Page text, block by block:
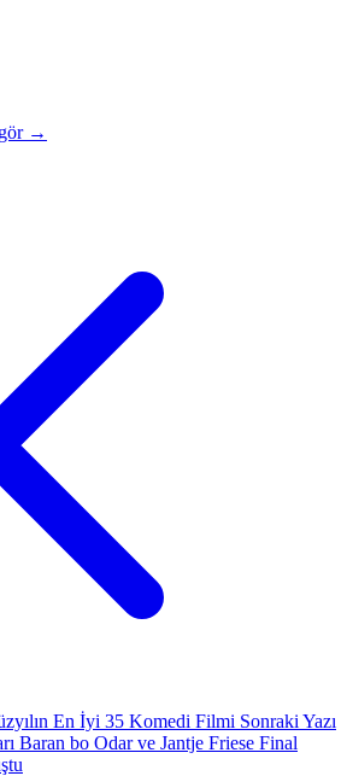
gör →
En İyi 35 Komedi Filmi Sonraki Yazı
Baran bo Odar ve Jantje Friese Final